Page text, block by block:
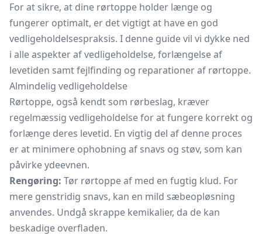
For at sikre, at dine rørtoppe holder længe og
fungerer optimalt, er det vigtigt at have en god
vedligeholdelsespraksis. I denne guide vil vi dykke ned
i alle aspekter af vedligeholdelse, forlængelse af
levetiden samt fejlfinding og reparationer af rørtoppe.
Almindelig vedligeholdelse
Rørtoppe, også kendt som rørbeslag, kræver
regelmæssig vedligeholdelse for at fungere korrekt og
forlænge deres levetid. En vigtig del af denne proces
er at minimere ophobning af snavs og støv, som kan
påvirke ydeevnen.
Rengøring: Tør rørtoppe af med en fugtig klud. For
mere genstridig snavs, kan en mild sæbeopløsning
anvendes. Undgå skrappe kemikalier, da de kan
beskadige overfladen.